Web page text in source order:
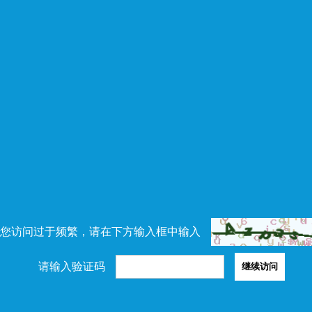
访问过于频繁，请在下方输入框中输入
请输入验证码 继续访问